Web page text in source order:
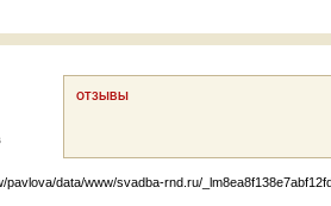
ОТЗЫВЫ
pavlova/data/www/svadba-rnd.ru/